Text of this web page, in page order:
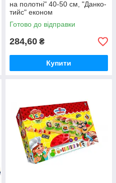
на полотні" 40-50 см, "Данко-
тийс" економ
Готово до відправки
284,60 ₴
Купити